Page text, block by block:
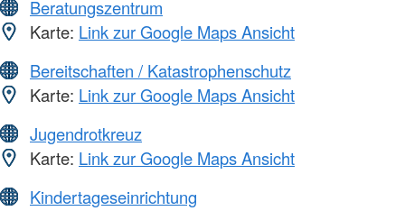
Beratungszentrum
Karte: Link zur Google Maps Ansicht
Bereitschaften / Katastrophenschutz
Karte: Link zur Google Maps Ansicht
Jugendrotkreuz
Karte: Link zur Google Maps Ansicht
Kindertageseinrichtung